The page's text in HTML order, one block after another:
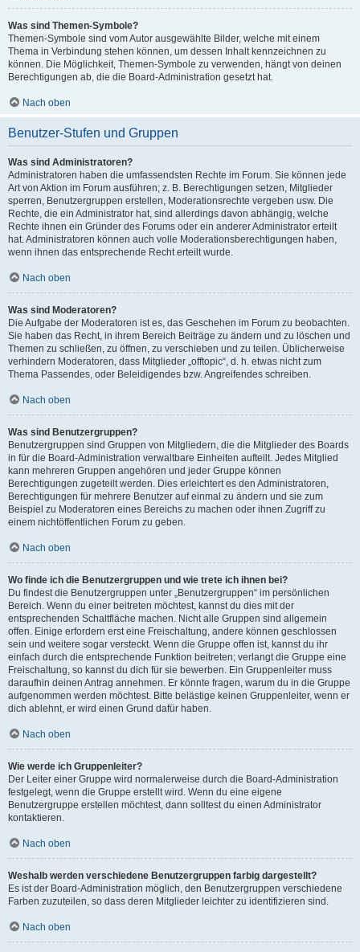
Was sind Themen-Symbole?
Themen-Symbole sind vom Autor ausgewählte Bilder, welche mit einem
Thema in Verbindung stehen können, um dessen Inhalt kennzeichnen zu
können. Die Möglichkeit, Themen-Symbole zu verwenden, hängt von deinen
Berechtigungen ab, die die Board-Administration gesetzt hat.
Nach oben
Benutzer-Stufen und Gruppen
Was sind Administratoren?
Administratoren haben die umfassendsten Rechte im Forum. Sie können jede
Art von Aktion im Forum ausführen; z. B. Berechtigungen setzen, Mitglieder
sperren, Benutzergruppen erstellen, Moderationsrechte vergeben usw. Die
Rechte, die ein Administrator hat, sind allerdings davon abhängig, welche
Rechte ihnen ein Gründer des Forums oder ein anderer Administrator erteilt
hat. Administratoren können auch volle Moderationsberechtigungen haben,
wenn ihnen das entsprechende Recht erteilt wurde.
Nach oben
Was sind Moderatoren?
Die Aufgabe der Moderatoren ist es, das Geschehen im Forum zu beobachten.
Sie haben das Recht, in ihrem Bereich Beiträge zu ändern und zu löschen und
Themen zu schließen, zu öffnen, zu verschieben und zu teilen. Üblicherweise
verhindern Moderatoren, dass Mitglieder „offtopic“, d. h. etwas nicht zum
Thema Passendes, oder Beleidigendes bzw. Angreifendes schreiben.
Nach oben
Was sind Benutzergruppen?
Benutzergruppen sind Gruppen von Mitgliedern, die die Mitglieder des Boards
in für die Board-Administration verwaltbare Einheiten aufteilt. Jedes Mitglied
kann mehreren Gruppen angehören und jeder Gruppe können
Berechtigungen zugeteilt werden. Dies erleichtert es den Administratoren,
Berechtigungen für mehrere Benutzer auf einmal zu ändern und sie zum
Beispiel zu Moderatoren eines Bereichs zu machen oder ihnen Zugriff zu
einem nichtöffentlichen Forum zu geben.
Nach oben
Wo finde ich die Benutzergruppen und wie trete ich ihnen bei?
Du findest die Benutzergruppen unter „Benutzergruppen“ im persönlichen
Bereich. Wenn du einer beitreten möchtest, kannst du dies mit der
entsprechenden Schaltfläche machen. Nicht alle Gruppen sind allgemein
offen. Einige erfordern erst eine Freischaltung, andere können geschlossen
sein und weitere sogar versteckt. Wenn die Gruppe offen ist, kannst du ihr
einfach durch die entsprechende Funktion beitreten; verlangt die Gruppe eine
Freischaltung, so kannst du dich für sie bewerben. Ein Gruppenleiter muss
daraufhin deinen Antrag annehmen. Er könnte fragen, warum du in die Gruppe
aufgenommen werden möchtest. Bitte belästige keinen Gruppenleiter, wenn er
dich ablehnt, er wird einen Grund dafür haben.
Nach oben
Wie werde ich Gruppenleiter?
Der Leiter einer Gruppe wird normalerweise durch die Board-Administration
festgelegt, wenn die Gruppe erstellt wird. Wenn du eine eigene
Benutzergruppe erstellen möchtest, dann solltest du einen Administrator
kontaktieren.
Nach oben
Weshalb werden verschiedene Benutzergruppen farbig dargestellt?
Es ist der Board-Administration möglich, den Benutzergruppen verschiedene
Farben zuzuteilen, so dass deren Mitglieder leichter zu identifizieren sind.
Nach oben